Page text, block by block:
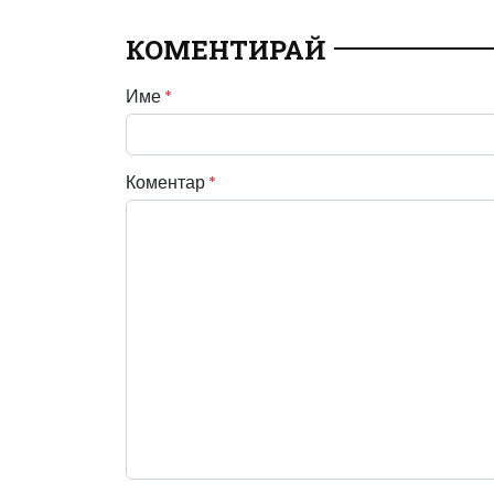
КОМЕНТИРАЙ
Име *
Коментар *